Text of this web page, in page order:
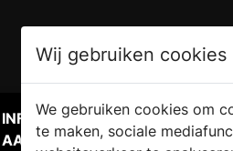
INFORMATIE
AANVRAGEN
Wij gebruiken cookies
We gebruiken cookies om
te maken, sociale